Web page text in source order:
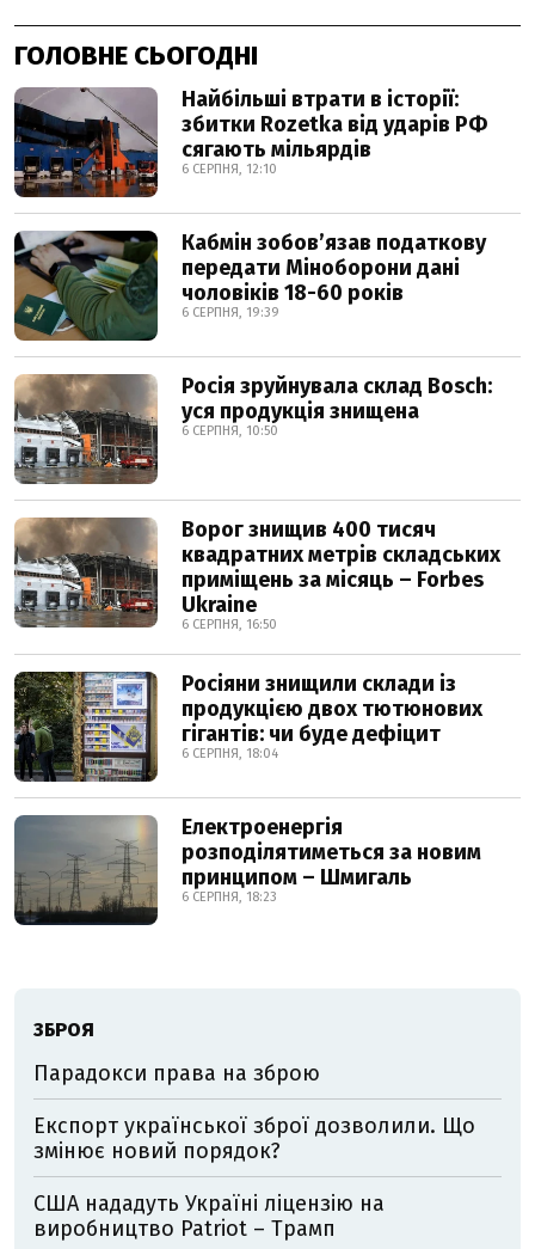
ГОЛОВНЕ СЬОГОДНІ
Найбільші втрати в історії:
збитки Rozetka від ударів РФ
сягають мільярдів
6 СЕРПНЯ, 12:10
Кабмін зобовʼязав податкову
передати Міноборони дані
чоловіків 18-60 років
6 СЕРПНЯ, 19:39
Росія зруйнувала склад Bosch:
уся продукція знищена
6 СЕРПНЯ, 10:50
Ворог знищив 400 тисяч
квадратних метрів складських
приміщень за місяць – Forbes
Ukraine
6 СЕРПНЯ, 16:50
Росіяни знищили склади із
продукцією двох тютюнових
гігантів: чи буде дефіцит
6 СЕРПНЯ, 18:04
Електроенергія
розподілятиметься за новим
принципом – Шмигаль
6 СЕРПНЯ, 18:23
ЗБРОЯ
Парадокси права на зброю
Експорт української зброї дозволили. Що
змінює новий порядок?
США нададуть Україні ліцензію на
виробництво Patriot – Трамп